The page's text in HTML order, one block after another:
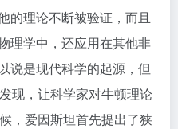
理论不断被验证，而且
理学中，还应用在其他非
说是现代科学的起源，但
现，让科学家对牛顿理论
，爱因斯坦首先提出了狭